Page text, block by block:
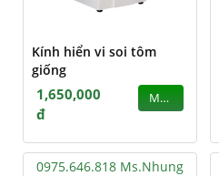
Kính hiển vi soi tôm
giống
1,650,000
đ
MUA
0975.646.818 Ms.Nhung